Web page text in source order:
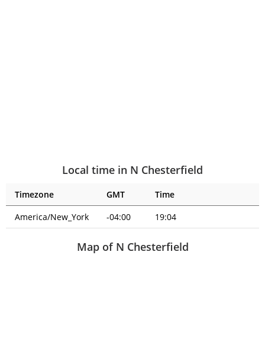
Local time in N Chesterfield
Timezone GMT
Time
America/New_York
-04:00 19:04
Map of N Chesterfield